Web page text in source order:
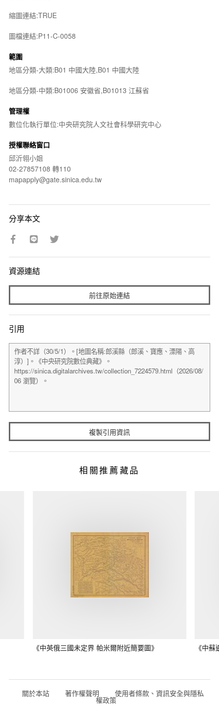
縮圖連結:TRUE
圖檔連結:P11-C-0058
範圍
地區分類-大類:B01 中國大陸,B01 中國大陸
地區分類-中類:B01006 安徽省,B01013 江蘇省
管理權
數位化執行單位:中央研究院人文社會科學研究中心
授權聯絡窗口
邱沂翎小姐
02-27857108 轉110
mapapply@gate.sinica.edu.tw
分享本文
資源連結
前往原始連結
引用
複製引用資訊
相關推薦藏品
《中英俄三國未定界 帕米爾附近簡要圖》 《中
關於本站 著作權聲明 使用者條款、資訊安全與隱私
權政策